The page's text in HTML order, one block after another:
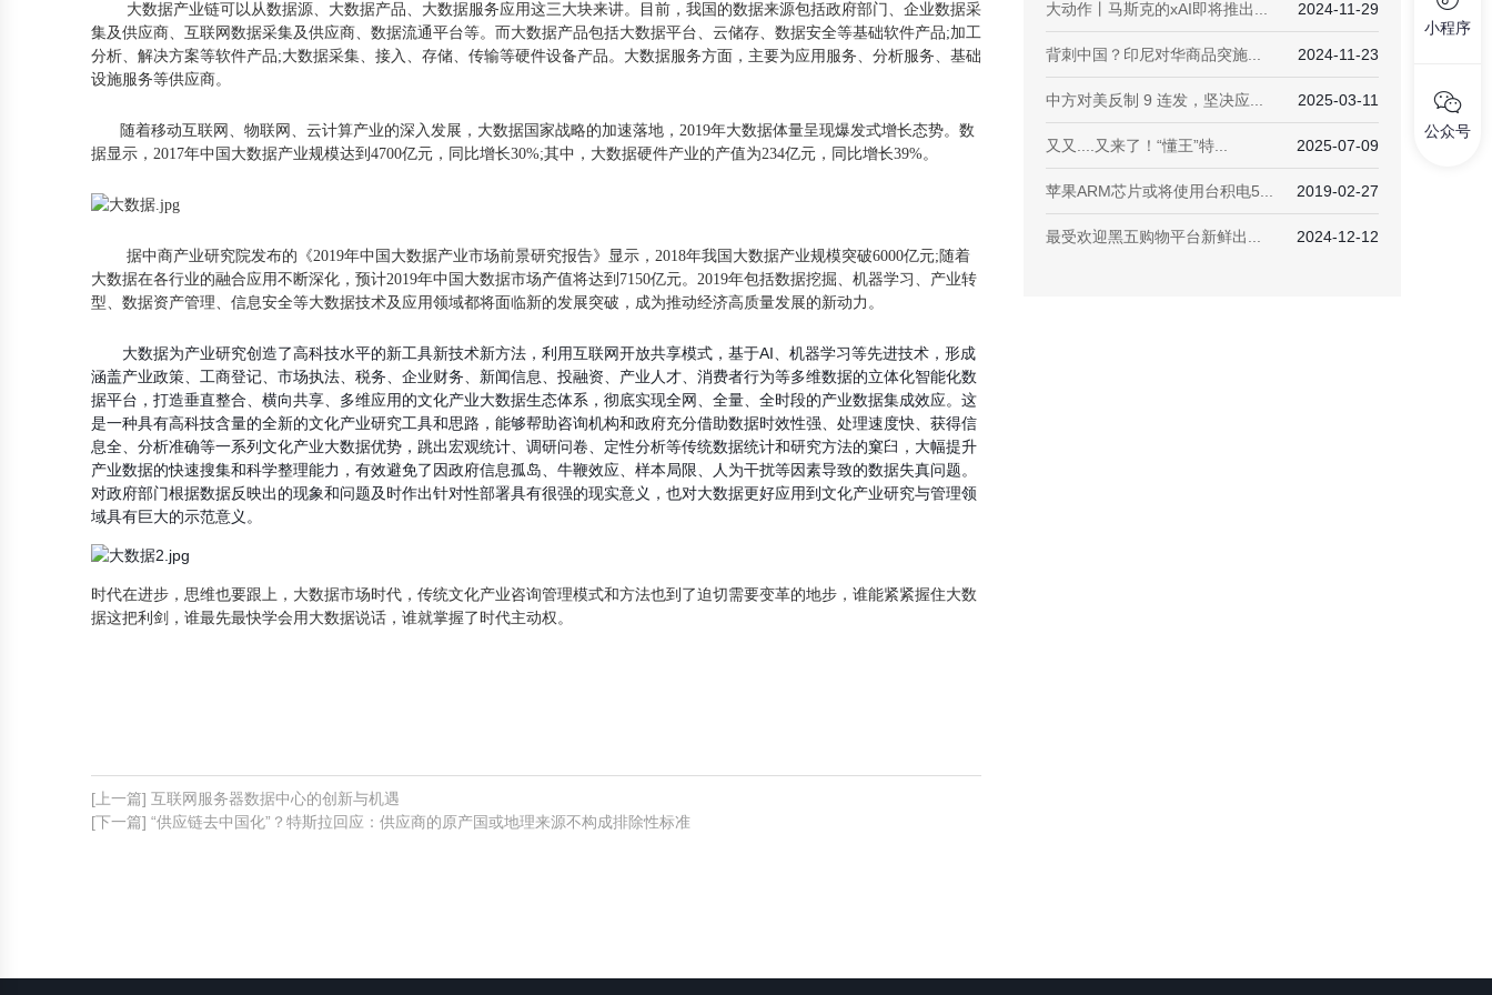
[上一篇] 互联网服务器数据中心的创新与机遇
[下一篇] “供应链去中国化”？特斯拉回应：供应商的原产国或地理来源不构成排除性标准
大动作丨马斯克的xAI即将推出... 2024-11-29
背刺中国？印尼对华商品突施... 2024-11-23
中方对美反制 9 连发，坚决应... 2025-03-11
又又....又来了！“懂王”特... 2025-07-09
苹果ARM芯片或将使用台积电5... 2019-02-27
最受欢迎黑五购物平台新鲜出... 2024-12-12
小程序
公众号